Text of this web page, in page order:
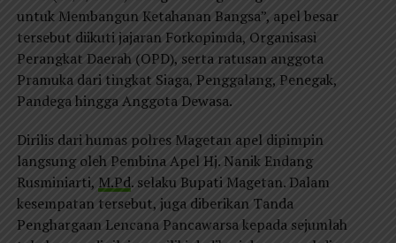
untuk Membangun Ketahanan Bangsa”, apel besar
tersebut diikuti jajaran Forkopimda, Organisasi
Perangkat Daerah (OPD), serta ratusan anggota
Pramuka dari tingkat Siaga, Penggalang, Penegak,
Pandega hingga Anggota Dewasa.
Dirilis dari humas polres Magetan apel dipimpin
langsung oleh Pembina Apel Hj. Nanik Endang
Rusminiarti, M.Pd. selaku Bupati Magetan. Dalam
kesempatan tersebut, juga diberikan Tanda
Penghargaan Lencana Pancawarsa kepada sejumlah